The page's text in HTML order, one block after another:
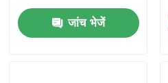
प्रणाली
जांच भेजें